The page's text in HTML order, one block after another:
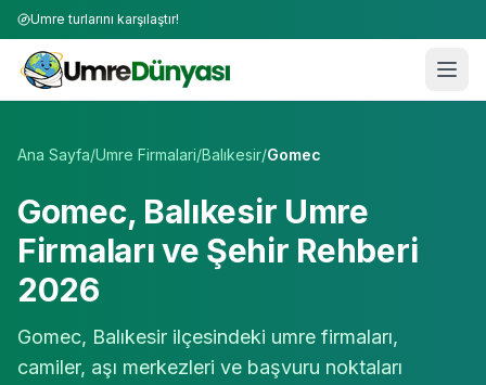
Umre turlarını karşılaştır!
Ana Sayfa/Umre Firmalari/Balıkesir/Gomec
Gomec, Balıkesir Umre
Firmaları ve Şehir Rehberi
2026
Gomec, Balıkesir ilçesindeki umre firmaları,
camiler, aşı merkezleri ve başvuru noktaları